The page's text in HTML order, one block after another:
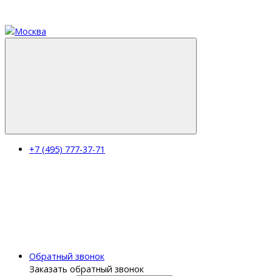
+7 (495) 777-37-71
Обратный звонок
Заказать обратный звонок